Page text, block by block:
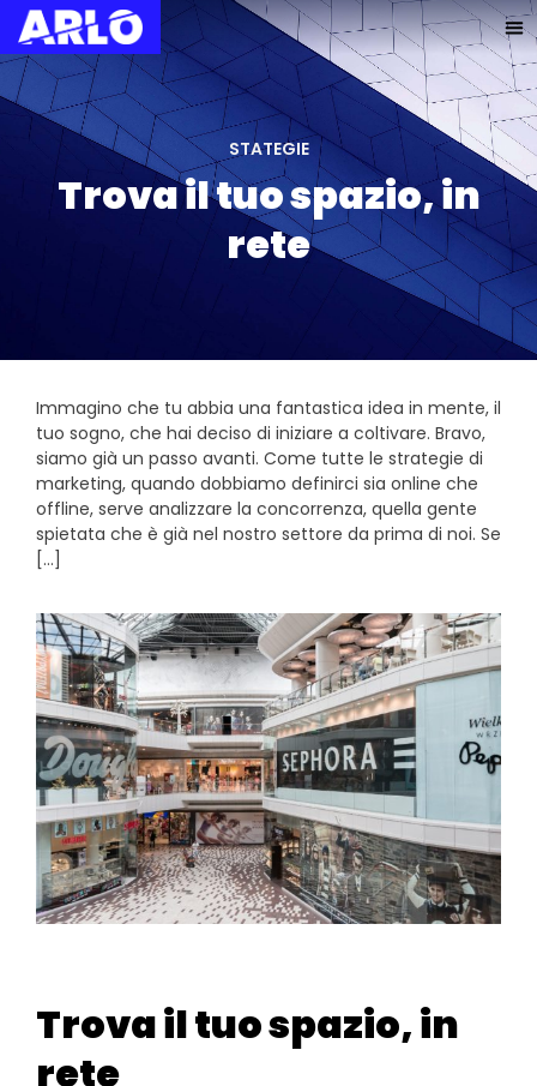
STATEGIE
Trova il tuo spazio, in
rete
Immagino che tu abbia una fantastica idea in mente, il
tuo sogno, che hai deciso di iniziare a coltivare. Bravo,
siamo già un passo avanti. Come tutte le strategie di
marketing, quando dobbiamo definirci sia online che
offline, serve analizzare la concorrenza, quella gente
spietata che è già nel nostro settore da prima di noi. Se
[…]
Trova il tuo spazio, in
rete